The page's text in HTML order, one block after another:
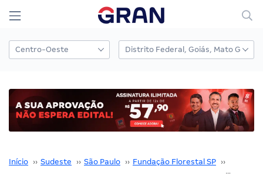
Início ›› Sudeste ›› São Paulo ›› Fundação Florestal SP ››